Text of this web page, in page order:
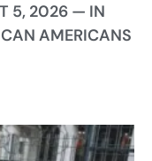
5, 2026 — IN
AMERICANS